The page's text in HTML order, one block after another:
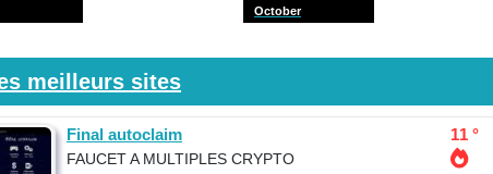
October
meilleurs sites
Final autoclaim 11 °
FAUCET A MULTIPLES CRYPTO